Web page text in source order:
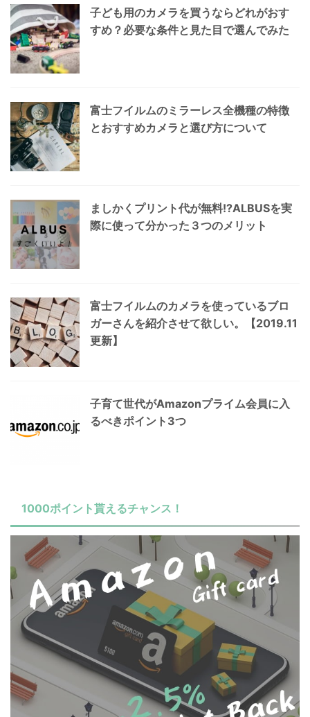
子ども用のカメラを買うならどれがおす
すめ？必要な条件と見た目で選んでみた
富士フイルムのミラーレス全機種の特徴
とおすすめカメラと選び方について
ましかくプリント代が無料!?ALBUSを実
際に使って分かった３つのメリット
富士フイルムのカメラを使っているブロ
ガーさんを紹介させて欲しい。【2019.11
更新】
子育て世代がAmazonプライム会員に入
るべきポイント3つ
1000ポイント貰えるチャンス！